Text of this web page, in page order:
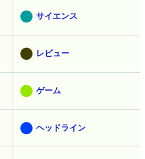
サイエンス
レビュー
ゲーム
ヘッドライン